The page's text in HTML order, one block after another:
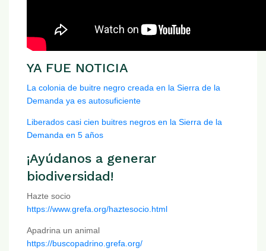
YA FUE NOTICIA
La colonia de buitre negro creada en la Sierra de la
Demanda ya es autosuficiente
Liberados casi cien buitres negros en la Sierra de la
Demanda en 5 años
¡Ayúdanos a generar
biodiversidad!
Hazte socio
https://www.grefa.org/haztesocio.html
Apadrina un animal
https://buscopadrino.grefa.org/